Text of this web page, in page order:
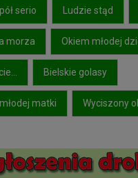
serio Ludzie stąd
morza Okiem młodej
Bielskie golasy
matki Wyciszony